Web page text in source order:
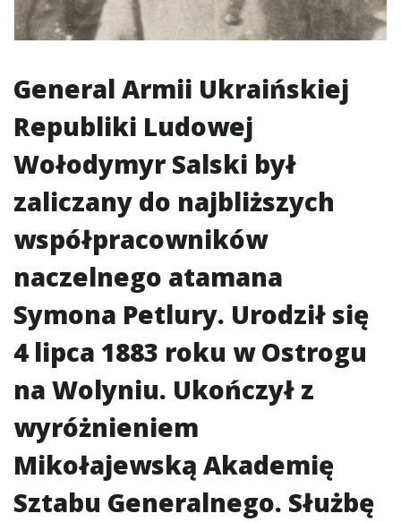
General Armii Ukraińskiej
Republiki Ludowej
Wołodymyr Salski był
zaliczany do najbliższych
współpracowników
naczelnego atamana
Symona Petlury. Urodził się
4 lipca 1883 roku w Ostrogu
na Wolyniu. Ukończył z
wyróżnieniem
Mikołajewską Akademię
Sztabu Generalnego. Służbę